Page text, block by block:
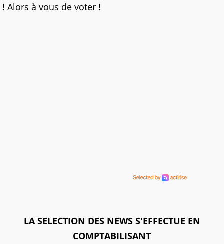
! Alors à vous de voter !
LA SELECTION DES NEWS S'EFFECTUE EN
COMPTABILISANT